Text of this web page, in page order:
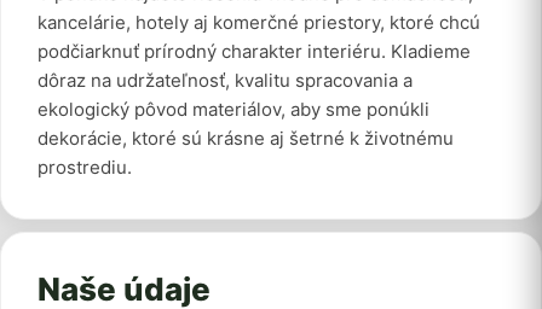
kancelárie, hotely aj komerčné priestory, ktoré chcú
podčiarknuť prírodný charakter interiéru. Kladieme
dôraz na udržateľnosť, kvalitu spracovania a
ekologický pôvod materiálov, aby sme ponúkli
dekorácie, ktoré sú krásne aj šetrné k životnému
prostrediu.
Naše údaje